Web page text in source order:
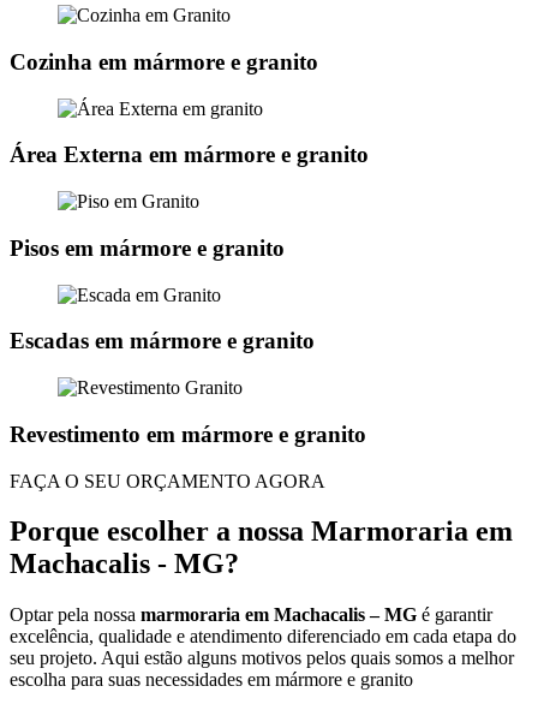
Cozinha em mármore e granito
Área Externa em mármore e granito
Pisos em mármore e granito
Escadas em mármore e granito
Revestimento em mármore e granito
FAÇA O SEU ORÇAMENTO AGORA
Porque escolher a nossa Marmoraria em
Machacalis - MG?
Optar pela nossa marmoraria em Machacalis – MG é garantir
excelência, qualidade e atendimento diferenciado em cada etapa do
seu projeto. Aqui estão alguns motivos pelos quais somos a melhor
escolha para suas necessidades em mármore e granito